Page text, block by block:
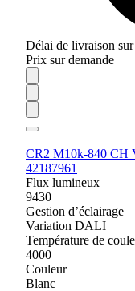
Délai de livraison sur
Prix sur demande
CR2 M10k-840
42187961
Flux lumineux
9430
Gestion d’éclairage
Variation DALI
Température de
4000
Couleur
Blanc